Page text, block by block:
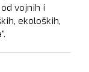
vojnih i
ekoloških,